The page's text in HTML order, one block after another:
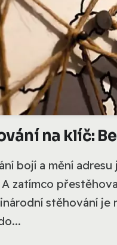
na klíč:
bojí a mění
zatímco
stěhování